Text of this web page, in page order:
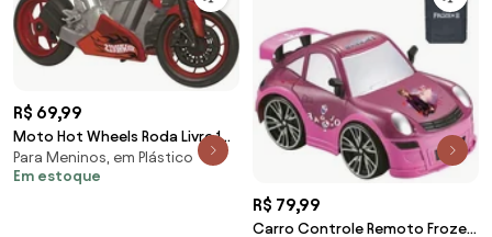
R$ 69,99
Moto Hot Wheels Roda Livre 1
Peça
Para Meninos, em Plástico
Em estoque
R$ 79,99
Carro Controle Remoto Frozen